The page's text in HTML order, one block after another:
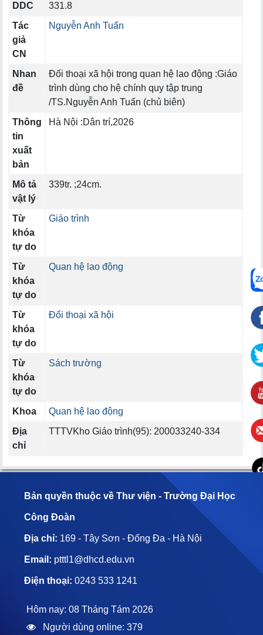
DDC
331.8
Tác
giả
CN
Nguyễn Anh Tuấn
Nhan
đề
Đối thoại xã hội trong quan hệ lao động :Giáo
trình dùng cho hệ chính quy tập trung
/TS.Nguyễn Anh Tuấn (chủ biên)
Thông
tin
xuất
bản
Hà Nội :Dân trí,2026
Mô tả
vật lý
339tr. ;24cm.
Từ
khóa
tự do
Giáo trình
Từ
khóa
tự do
Quan hệ lao động
Từ
khóa
tự do
Đối thoại xã hội
Từ
khóa
tự do
Sách trường
Khoa
Quan hệ lao động
Địa
chỉ
TTTVKho Giáo trình(95): 200033240-334
Bản quyền thuộc về Thư viện - Trường Đại Học
Công Đoàn
Địa chỉ: 169 - Tây Sơn - Đống Đa - Hà Nội
Email: ptttl1@dhcd.edu.vn
Điện thoại: 0243 533 1241
Hôm nay: 08 Tháng Tám 2026
Người dùng online: 379